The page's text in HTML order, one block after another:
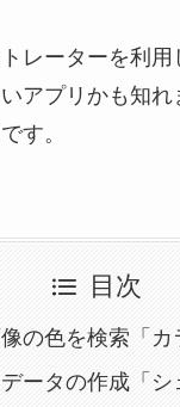
レーターを利用
アプリかも知れ
す。
目次
の色を検索「カ
ータの作成「シ